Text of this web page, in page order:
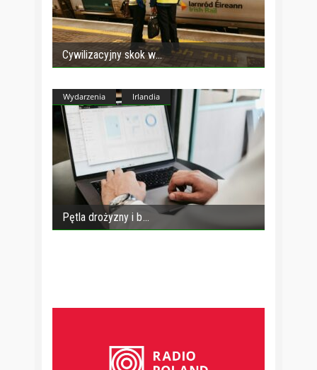
Cywilizacyjny skok w
Wydarzenia Irlandia
Pętla drożyzny i b